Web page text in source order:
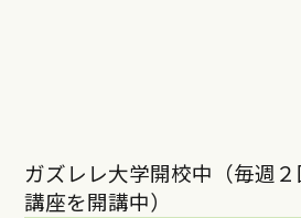
ガズレレ大学開校中（毎週
講座を開講中）